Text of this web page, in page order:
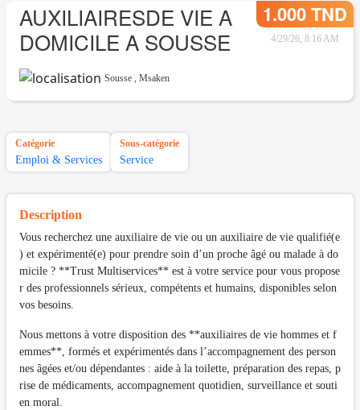
AUXILIAIRESDE VIE A
DOMICILE A SOUSSE
1.000 TND
4/29/26, 8:16 AM
Sousse , Msaken
Catégorie
Emploi & Services
Sous-catégorie
Service
Description
Vous recherchez une auxiliaire de vie ou un auxiliaire de vie qualifié(e
) et expérimenté(e) pour prendre soin d’un proche âgé ou malade à do
micile ? **Trust Multiservices** est à votre service pour vous propose
r des professionnels sérieux, compétents et humains, disponibles selon
vos besoins.
Nous mettons à votre disposition des **auxiliaires de vie hommes et f
emmes**, formés et expérimentés dans l’accompagnement des person
nes âgées et/ou dépendantes : aide à la toilette, préparation des repas, p
rise de médicaments, accompagnement quotidien, surveillance et souti
en moral.